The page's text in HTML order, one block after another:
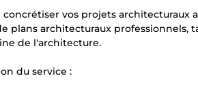
concrétiser vos projets architecturaux
plans architecturaux professionnels,
de l'architecture.
du service :